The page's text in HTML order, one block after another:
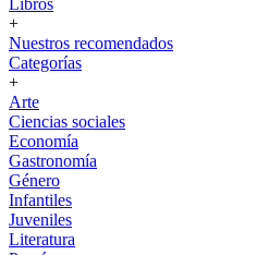
Libros
+
Nuestros recomendados
Categorías
+
Arte
Ciencias sociales
Economía
Gastronomía
Género
Infantiles
Juveniles
Literatura